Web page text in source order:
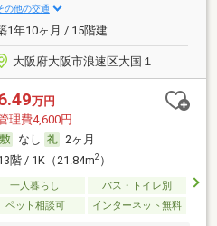
の他の交通
1年10ヶ月 / 15階建
大阪府大阪市浪速区大国１
万円
理費4,600円
なし
2ヶ月
階 / 1K（21.84m2）
一人暮らし
バス・トイレ別
ペット相談可 インターネット無料